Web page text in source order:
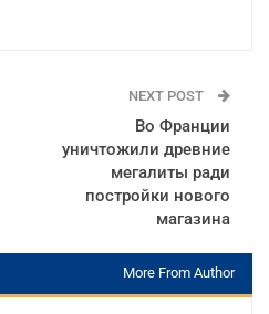
NEXT POST
Во Франции
уничтожили древние
мегалиты ради
постройки нового
магазина
More From Author